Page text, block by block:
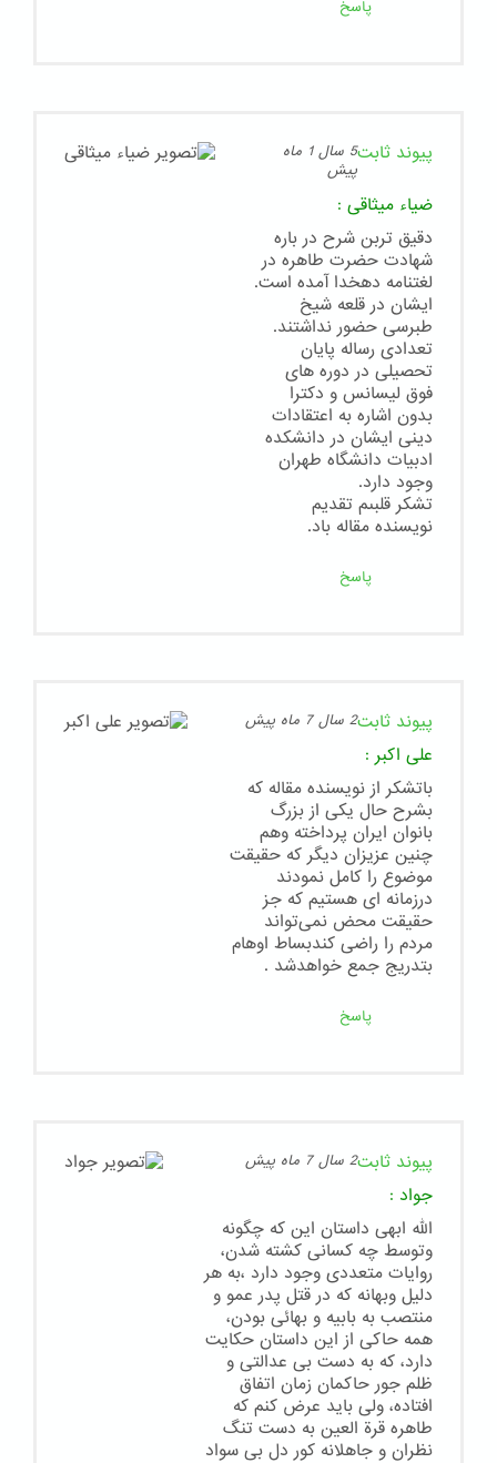
پاسخ
پیوند ثابت
5 سال 1 ماه
پیش
ضياء ميثاقى :
دقيق تربن شرح در باره
شهادت حضرت طاهره در
لغتنامه دهخدا آمده است.
ايشان در قلعه شيخ
طبرسى حضور نداشتند.
تعدادى رساله پايان
تحصيلى در دوره هاى
فوق ليسانس و دكترا
بدون اشاره به اعتقادات
دينى ايشان در دانشكده
ادبيات دانشگاه طهران
وجود دارد.
تشكر قلبىم تقديم
نويسنده مقاله باد.
پاسخ
پیوند ثابت2 سال 7 ماه پیش
علی اکبر :
باتشکر از نویسنده مقاله که
بشرح حال یکی از بزرگ
بانوان ایران پرداخته وهم
چنین عزیزان دیگر که حقیقت
موضوع را کامل نمودند
درزمانه ای هستیم که جز
حقیقت محض نمی‌تواند
مردم را راضی کندبساط اوهام
بتدریج جمع خواهدشد .
پاسخ
پیوند ثابت2 سال 7 ماه پیش
جواد :
الله ابهی داستان این که چگونه
وتوسط چه کسانی کشته شدن،
روایات متعددی وجود دارد ،به هر
دلیل وبهانه که در قتل پدر عمو و
منتصب به بابیه و بهائی بودن،
همه حاکی از این داستان حکایت
دارد، که به دست بی عدالتی و
ظلم جور حاکمان زمان اتفاق
افتاده، ولی باید عرض کنم که
طاهره قرة العین به دست تنگ
نظران و جاهلانه کور دل بی سواد